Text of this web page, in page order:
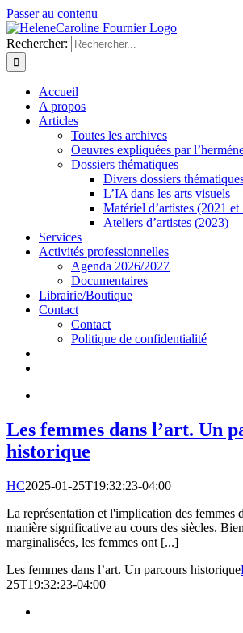
Passer au contenu
Rechercher:
Accueil
A propos
Articles
Toutes les archives
Oeuvres expliquées par
Dossiers thématiques
Divers dossiers
L’IA dans les arts visuels
Matériel d’artistes (2021 et
Ateliers d’artistes (2023)
Services
Activités professionnelles
Agenda 2026/2027
Documentaires
Librairie/Boutique
Contact
Contact
Politique de confidentialité
Les femmes dans l’art. Un
historique
HC2025-01-25T19:32:23-04:00
La représentation et l'implication des femmes
manière significative au cours des siècles.
marginalisées, les femmes ont [...]
Les femmes dans l’art. Un parcours historique
25T19:32:23-04:00